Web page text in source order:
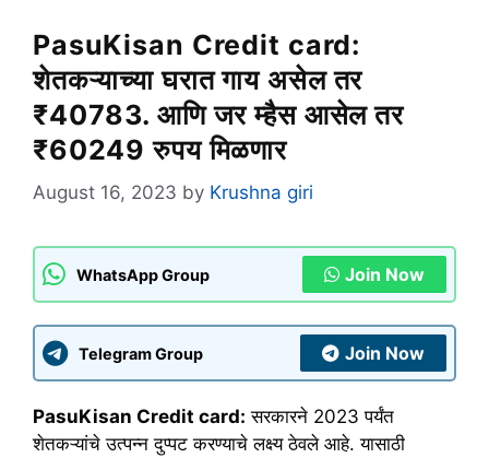
PasuKisan Credit card:
शेतकऱ्याच्या घरात गाय असेल तर
₹40783. आणि जर म्हैस आसेल तर
₹60249 रुपय मिळणार
August 16, 2023 by Krushna giri
WhatsApp Group Join Now
Telegram Group Join Now
PasuKisan Credit card: सरकारने 2023 पर्यंत
शेतकऱ्यांचे उत्पन्न दुप्पट करण्याचे लक्ष्य ठेवले आहे. यासाठी